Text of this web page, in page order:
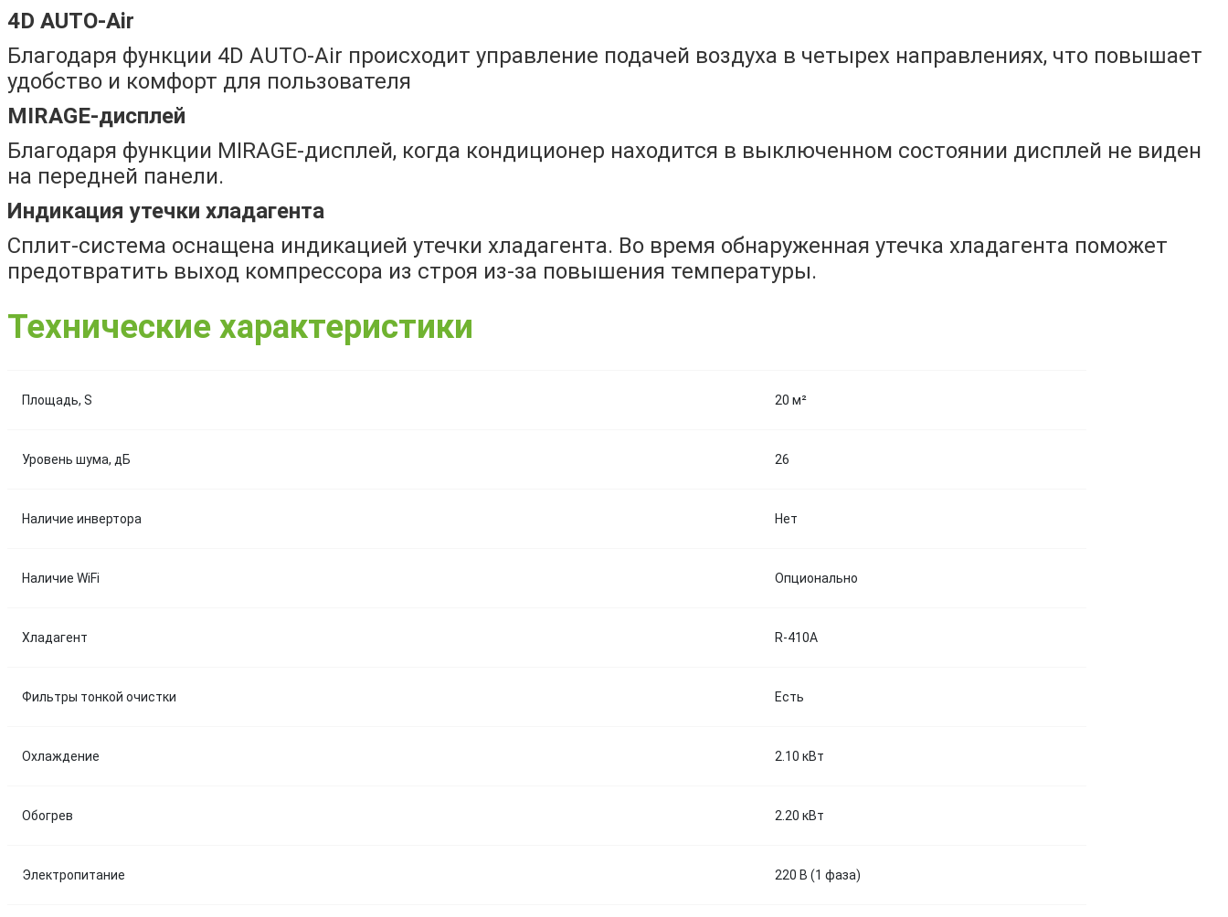
4D AUTO-Air
Благодаря функции 4D AUTO-Air происходит управление подачей воздуха в четырех направлениях, что повышает
удобство и комфорт для пользователя
MIRAGE-дисплей
Благодаря функции MIRAGE-дисплей, когда кондиционер находится в выключенном состоянии дисплей не виден
на передней панели.
Индикация утечки хладагента
Сплит-система оснащена индикацией утечки хладагента. Во время обнаруженная утечка хладагента поможет
предотвратить выход компрессора из строя из-за повышения температуры.
Технические характеристики
Площадь, S 20 м²
Уровень шума, дБ 26
Наличие инвертора Нет
Наличие WiFi Опционально
Хладагент R-410A
Фильтры тонкой очистки Есть
Охлаждение 2.10 кВт
Обогрев 2.20 кВт
Электропитание 220 В (1 фаза)